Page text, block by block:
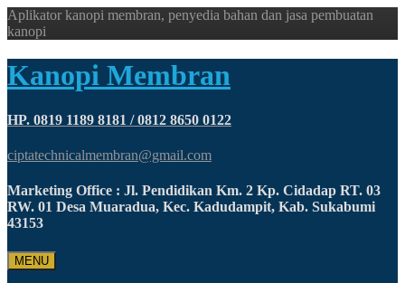
Aplikator kanopi membran, penyedia bahan dan jasa pembuatan
kanopi
Kanopi Membran
HP. 0819 1189 8181 / 0812 8650 0122
ciptatechnicalmembran@gmail.com
Marketing Office : Jl. Pendidikan Km. 2 Kp. Cidadap RT. 03
RW. 01 Desa Muaradua, Kec. Kadudampit, Kab. Sukabumi
43153
MENU